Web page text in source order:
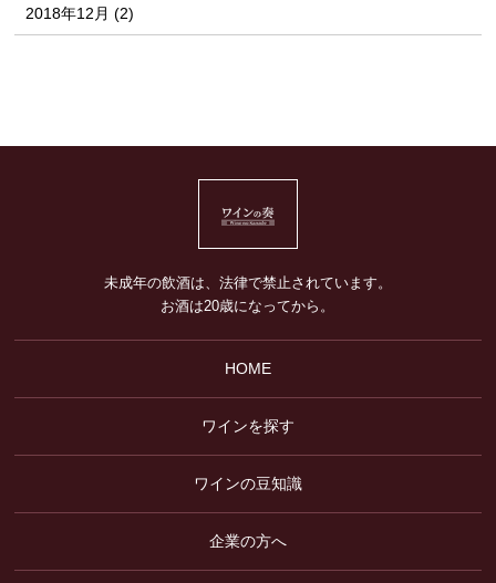
2018年12月 (2)
未成年の飲酒は、法律で禁止されています。
お酒は20歳になってから。
HOME
ワインを探す
ワインの豆知識
企業の方へ